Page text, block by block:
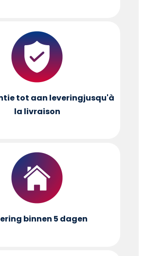
tot aan leveringjusqu'à
la livraison
binnen 5 dagen